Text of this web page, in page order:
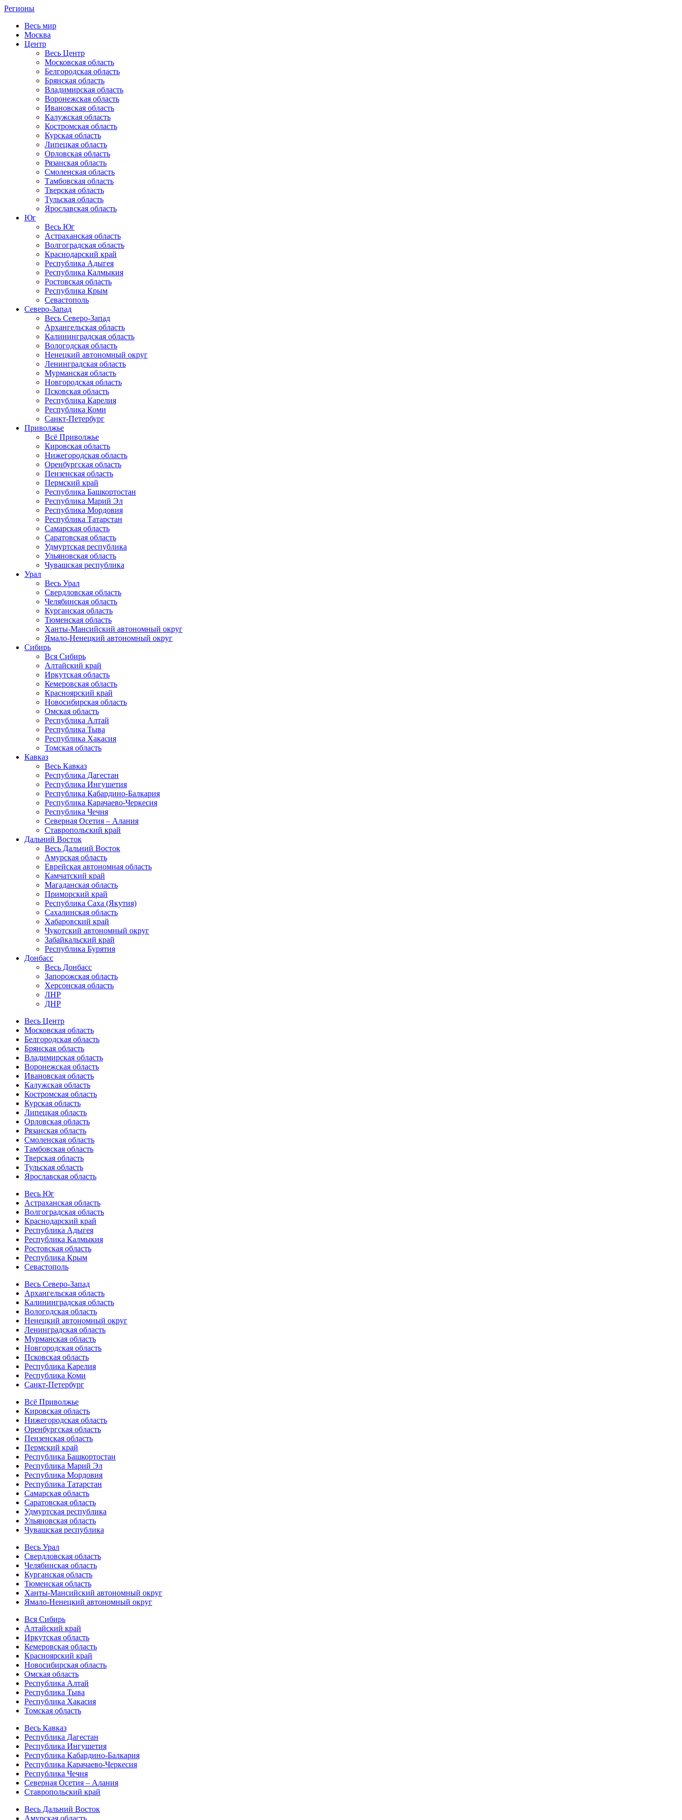
Регионы
Весь мир
Москва
Центр
Весь Центр
Московская область
Белгородская область
Брянская область
Владимирская область
Воронежская область
Ивановская область
Калужская область
Костромская область
Курская область
Липецкая область
Орловская область
Рязанская область
Смоленская область
Тамбовская область
Тверская область
Тульская область
Ярославская область
Юг
Весь Юг
Астраханская область
Волгоградская область
Краснодарский край
Республика Адыгея
Республика Калмыкия
Ростовская область
Республика Крым
Севастополь
Северо-Запад
Весь Северо-Запад
Архангельская область
Калининградская область
Вологодская область
Ненецкий автономный округ
Ленинградская область
Мурманская область
Новгородская область
Псковская область
Республика Карелия
Республика Коми
Санкт-Петербург
Приволжье
Всё Приволжье
Кировская область
Нижегородская область
Оренбургская область
Пензенская область
Пермский край
Республика Башкортостан
Республика Марий Эл
Республика Мордовия
Республика Татарстан
Самарская область
Саратовская область
Удмуртская республика
Ульяновская область
Чувашская республика
Урал
Весь Урал
Свердловская область
Челябинская область
Курганская область
Тюменская область
Ханты-Мансийский автономный округ
Ямало-Ненецкий автономный округ
Сибирь
Вся Сибирь
Алтайский край
Иркутская область
Кемеровская область
Красноярский край
Новосибирская область
Омская область
Республика Алтай
Республика Тыва
Республика Хакасия
Томская область
Кавказ
Весь Кавказ
Республика Дагестан
Республика Ингушетия
Республика Кабардино-Балкария
Республика Карачаево-Черкесия
Республика Чечня
Северная Осетия – Алания
Ставропольский край
Дальний Восток
Весь Дальний Восток
Амурская область
Еврейская автономная область
Камчатский край
Магаданская область
Приморский край
Республика Саха (Якутия)
Сахалинская область
Хабаровский край
Чукотский автономный округ
Забайкальский край
Республика Бурятия
Донбасс
Весь Донбасс
Запорожская область
Херсонская область
ЛНР
ДНР
Весь Центр
Московская область
Белгородская область
Брянская область
Владимирская область
Воронежская область
Ивановская область
Калужская область
Костромская область
Курская область
Липецкая область
Орловская область
Рязанская область
Смоленская область
Тамбовская область
Тверская область
Тульская область
Ярославская область
Весь Юг
Астраханская область
Волгоградская область
Краснодарский край
Республика Адыгея
Республика Калмыкия
Ростовская область
Республика Крым
Севастополь
Весь Северо-Запад
Архангельская область
Калининградская область
Вологодская область
Ненецкий автономный округ
Ленинградская область
Мурманская область
Новгородская область
Псковская область
Республика Карелия
Республика Коми
Санкт-Петербург
Всё Приволжье
Кировская область
Нижегородская область
Оренбургская область
Пензенская область
Пермский край
Республика Башкортостан
Республика Марий Эл
Республика Мордовия
Республика Татарстан
Самарская область
Саратовская область
Удмуртская республика
Ульяновская область
Чувашская республика
Весь Урал
Свердловская область
Челябинская область
Курганская область
Тюменская область
Ханты-Мансийский автономный округ
Ямало-Ненецкий автономный округ
Вся Сибирь
Алтайский край
Иркутская область
Кемеровская область
Красноярский край
Новосибирская область
Омская область
Республика Алтай
Республика Тыва
Республика Хакасия
Томская область
Весь Кавказ
Республика Дагестан
Республика Ингушетия
Республика Кабардино-Балкария
Республика Карачаево-Черкесия
Республика Чечня
Северная Осетия – Алания
Ставропольский край
Весь Дальний Восток
Амурская область